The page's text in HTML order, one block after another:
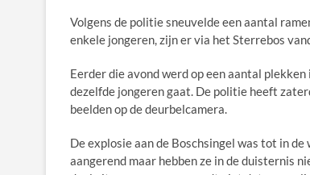
Volgens de politie sneuvelde een aantal
enkele jongeren, zijn er via het Sterrebos
Eerder die avond werd op een aantal
dezelfde jongeren gaat. De politie heeft
beelden op de deurbelcamera.
De explosie aan de Boschsingel was tot in
aangerend maar hebben ze in de duisternis